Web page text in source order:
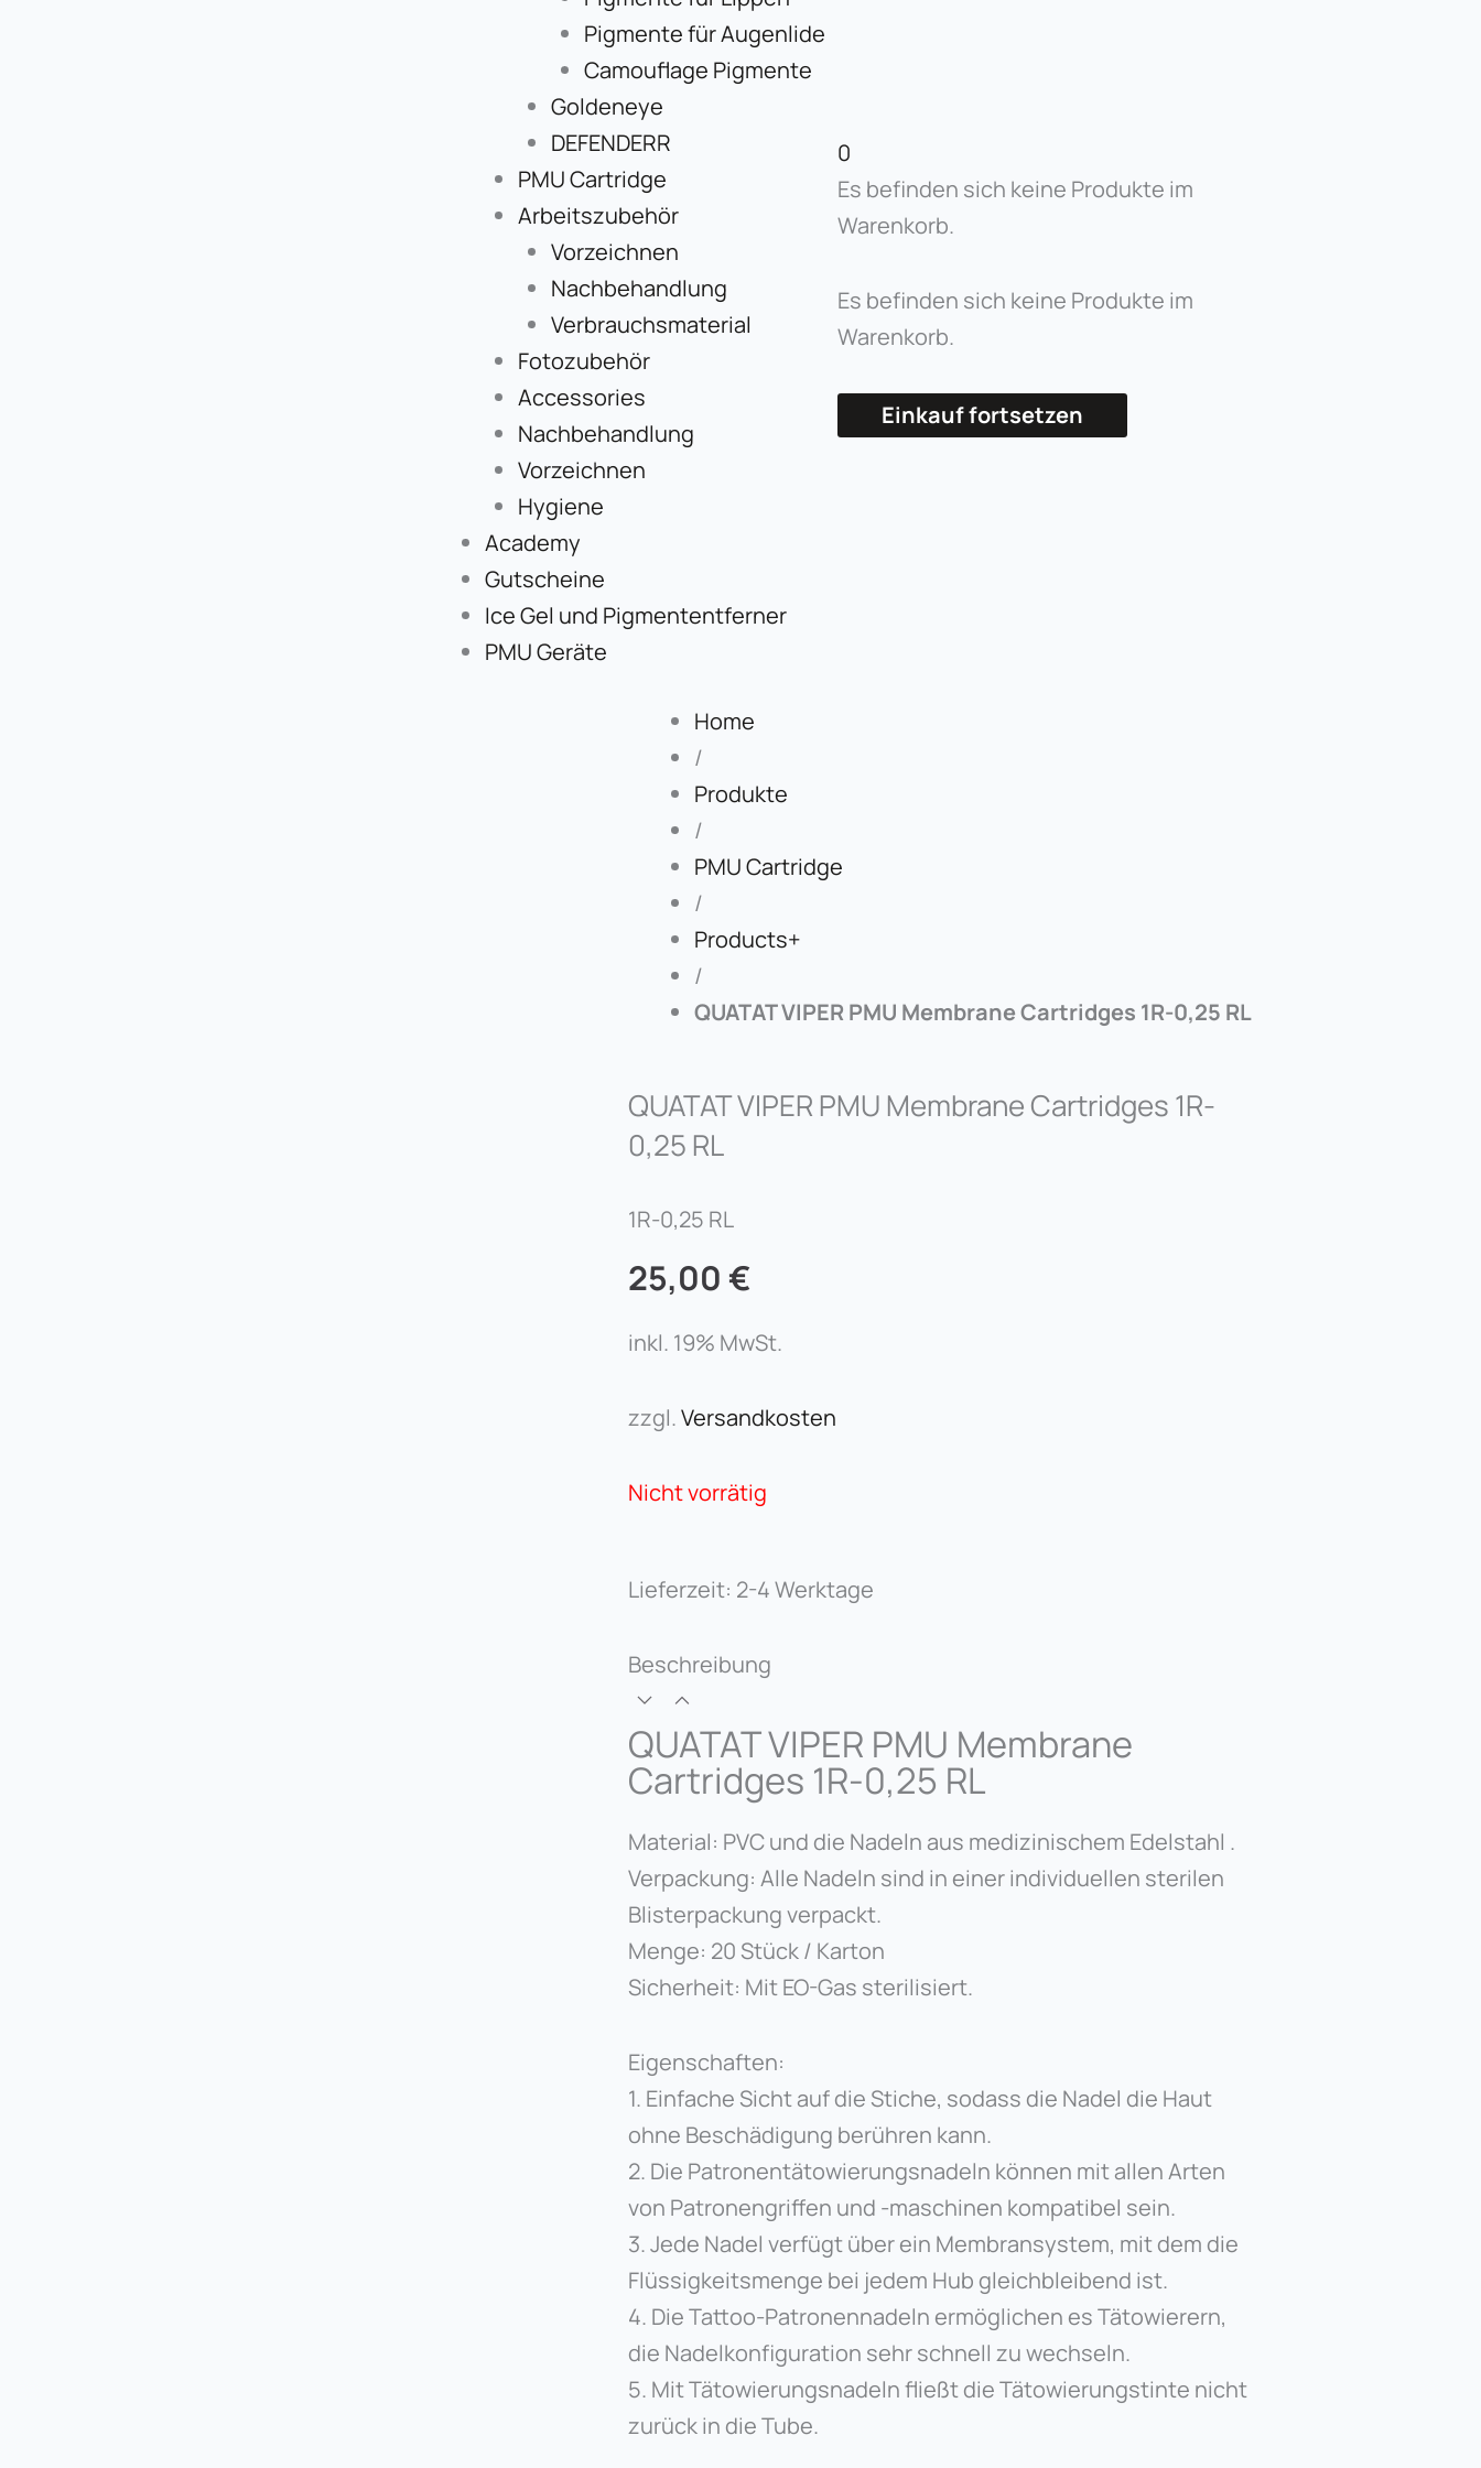
Pigmente für Augenlide
Camouflage Pigmente
Goldeneye
DEFENDERR
PMU Cartridge
Arbeitszubehör
Vorzeichnen
Nachbehandlung
Verbrauchsmaterial
Fotozubehör
Accessories
Nachbehandlung
Vorzeichnen
Hygiene
Academy
Gutscheine
Ice Gel und Pigmententferner
PMU Geräte
0
Es befinden sich keine Produkte im
Warenkorb.
Es befinden sich keine Produkte im
Warenkorb.
Einkauf fortsetzen
Home
/
Produkte
/
PMU Cartridge
/
Products+
/
QUATAT VIPER PMU Membrane Cartridges 1R-0,25 RL
QUATAT VIPER PMU Membrane Cartridges 1R-
0,25 RL
1R-0,25 RL
25,00 €
inkl. 19% MwSt.
zzgl.Versandkosten
Nicht vorrätig
Lieferzeit: 2-4 Werktage
Beschreibung
QUATAT VIPER PMU Membrane
Cartridges 1R-0,25 RL
Material: PVC und die Nadeln aus medizinischem Edelstahl .
Verpackung: Alle Nadeln sind in einer individuellen sterilen
Blisterpackung verpackt.
Menge: 20 Stück / Karton
Sicherheit: Mit EO-Gas sterilisiert.
Eigenschaften:
1. Einfache Sicht auf die Stiche, sodass die Nadel die Haut
ohne Beschädigung berühren kann.
2. Die Patronentätowierungsnadeln können mit allen Arten
von Patronengriffen und -maschinen kompatibel sein.
3. Jede Nadel verfügt über ein Membransystem, mit dem die
Flüssigkeitsmenge bei jedem Hub gleichbleibend ist.
4. Die Tattoo-Patronennadeln ermöglichen es Tätowierern,
die Nadelkonfiguration sehr schnell zu wechseln.
5. Mit Tätowierungsnadeln fließt die Tätowierungstinte nicht
zurück in die Tube.